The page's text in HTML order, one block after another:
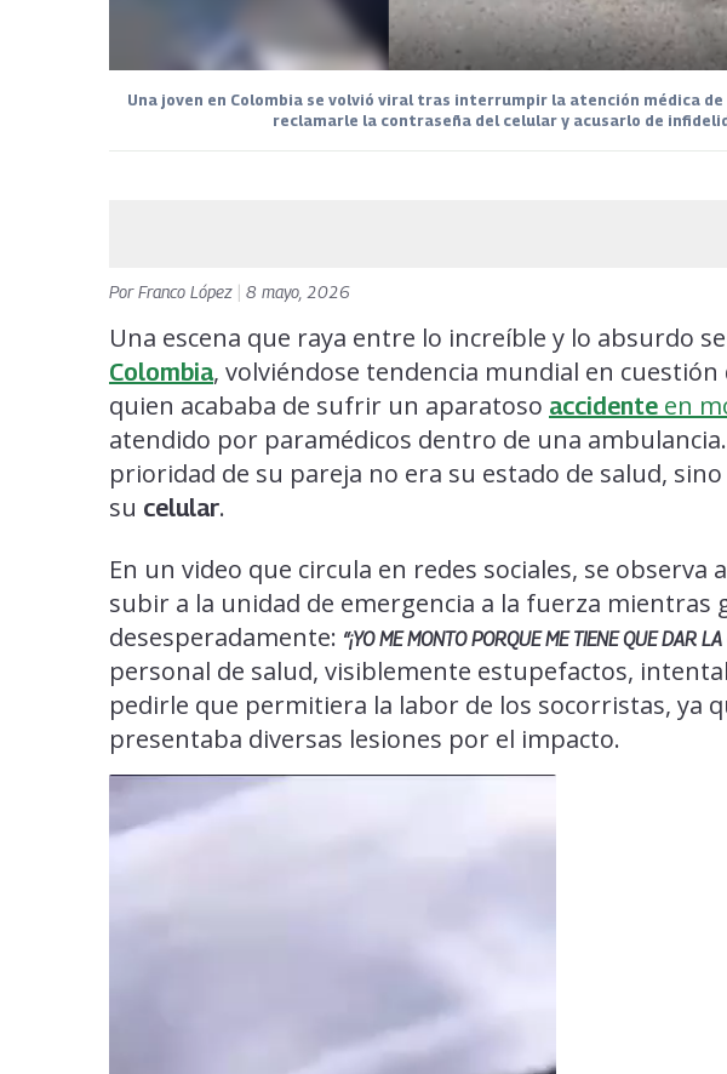
Una joven en Colombia se volvió viral tras interrumpir la atención médica
reclamarle la contraseña del celular y acusarlo de
PorFranco López 8 mayo, 2026
Una escena que raya entre lo increíble y lo absurdo
Colombia, volviéndose tendencia mundial en
quien acababa de sufrir un aparatoso accidente en
atendido por paramédicos dentro de una
prioridad de su pareja no era su estado de salud,
su celular.
En un video que circula en redes sociales, se
subir a la unidad de emergencia a la fuerza mientras
desesperadamente: “¡YO ME MONTO PORQUE ME TIENE QUE DAR LA
personal de salud, visiblemente estupefactos,
pedirle que permitiera la labor de los socorristas, ya
presentaba diversas lesiones por el impacto.